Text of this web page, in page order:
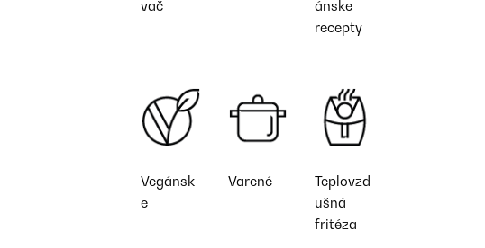
vač
ánske
recepty
Vegánsk
e
Varené
Teplovzd
ušná
fritéza